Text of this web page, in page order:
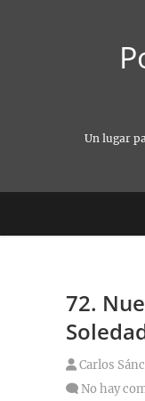
Un lugar
72.
Carlos
No hay